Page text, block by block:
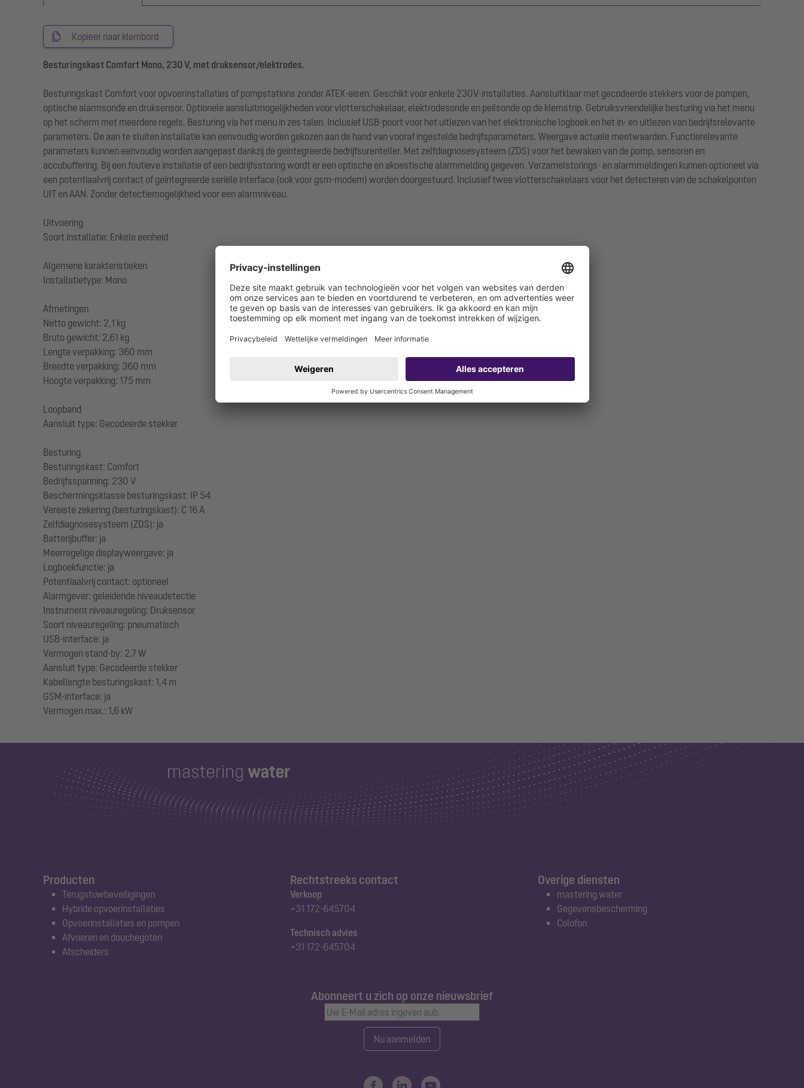
Kopieer naar klembord
Besturingskast Comfort Mono, 230 V, met druksensor/elektrodes.
Besturingskast Comfort voor opvoerinstallaties of pompstations zonder ATEX-eisen. Geschikt voor enkele 230V-installaties. Aansluitklaar met gecodeerde stekkers voor de pompen,
optische alarmsonde en druksensor. Optionele aansluitmogelijkheden voor vlotterschakelaar, elektrodesonde en peilsonde op de klemstrip. Gebruiksvriendelijke besturing via het menu
op het scherm met meerdere regels. Besturing via het menu in zes talen. Inclusief USB-poort voor het uitlezen van het elektronische logboek en het in- en uitlezen van bedrijfsrelevante
parameters. De aan te sluiten installatie kan eenvoudig worden gekozen aan de hand van vooraf ingestelde bedrijfsparameters. Weergave actuele meetwaarden. Functierelevante
parameters kunnen eenvoudig worden aangepast dankzij de geïntegreerde bedrijfsurenteller. Met zelfdiagnosesysteem (ZDS) voor het bewaken van de pomp, sensoren en
accubuffering. Bij een foutieve installatie of een bedrijfsstoring wordt er een optische en akoestische alarmmelding gegeven. Verzamelstorings- en alarmmeldingen kunnen optioneel via
een potentiaalvrij contact of geïntegreerde seriële interface (ook voor gsm-modem) worden doorgestuurd. Inclusief twee vlotterschakelaars voor het detecteren van de schakelpunten
UIT en AAN. Zonder detectiemogelijkheid voor een alarmniveau.
Uitvoering
Soort installatie: Enkele eenheid
Algemene karakteristieken
Installatietype: Mono
Afmetingen
Netto gewicht: 2,1 kg
Bruto gewicht: 2,61 kg
Lengte verpakking: 360 mm
Breedte verpakking: 360 mm
Hoogte verpakking: 175 mm
Loopband
Aansluit type: Gecodeerde stekker
Besturing
Besturingskast: Comfort
Bedrijfsspanning: 230 V
Beschermingsklasse besturingskast: IP 54
Vereiste zekering (besturingskast): C 16 A
Zelfdiagnosesysteem (ZDS): ja
Batterijbuffer: ja
Meerregelige displayweergave: ja
Logboekfunctie: ja
Potentiaalvrij contact: optioneel
Alarmgever: geleidende niveaudetectie
Instrument niveauregeling: Druksensor
Soort niveauregeling: pneumatisch
USB-interface: ja
Vermogen stand-by: 2,7 W
Aansluit type: Gecodeerde stekker
Kabellengte besturingskast: 1,4 m
GSM-interface: ja
Producten
Terugstuwbeveiligingen
Hybride opvoerinstallaties
Opvoerinstallaties en pompen
Afvoeren en douchegoten
Afscheiders
Rechtstreeks contact
Verkoop
+31 172-645704
Technisch advies
+31 172-645704
Abonneert u zich op onze nieuwsbrief
Nu aanmelden
Overige diensten
mastering water
Gegevensbescherming
Colofon